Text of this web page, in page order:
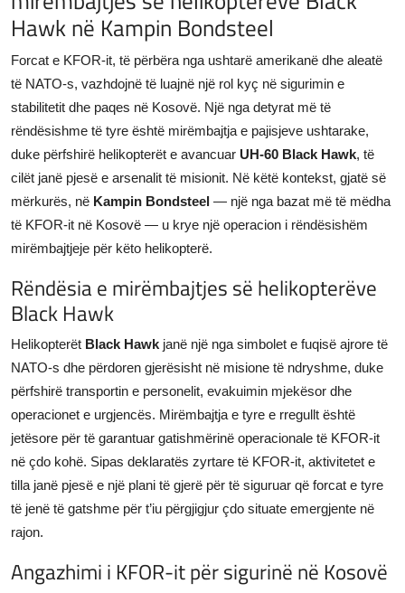
Hawk në Kampin Bondsteel
Forcat e KFOR-it, të përbëra nga ushtarë amerikanë dhe aleatë
të NATO-s, vazhdojnë të luajnë një rol kyç në sigurimin e
stabilitetit dhe paqes në Kosovë. Një nga detyrat më të
rëndësishme të tyre është mirëmbajtja e pajisjeve ushtarake,
duke përfshirë helikopterët e avancuar UH-60 Black Hawk, të
cilët janë pjesë e arsenalit të misionit. Në këtë kontekst, gjatë së
mërkurës, në Kampin Bondsteel — një nga bazat më të mëdha
të KFOR-it në Kosovë — u krye një operacion i rëndësishëm
mirëmbajtjeje për këto helikopterë.
Rëndësia e mirëmbajtjes së helikopterëve
Black Hawk
Helikopterët Black Hawk janë një nga simbolet e fuqisë ajrore të
NATO-s dhe përdoren gjerësisht në misione të ndryshme, duke
përfshirë transportin e personelit, evakuimin mjekësor dhe
operacionet e urgjencës. Mirëmbajtja e tyre e rregullt është
jetësore për të garantuar gatishmërinë operacionale të KFOR-it
në çdo kohë. Sipas deklaratës zyrtare të KFOR-it, aktivitetet e
tilla janë pjesë e një plani të gjerë për të siguruar që forcat e tyre
të jenë të gatshme për t’iu përgjigjur çdo situate emergjente në
rajon.
Angazhimi i KFOR-it për sigurinë në Kosovë